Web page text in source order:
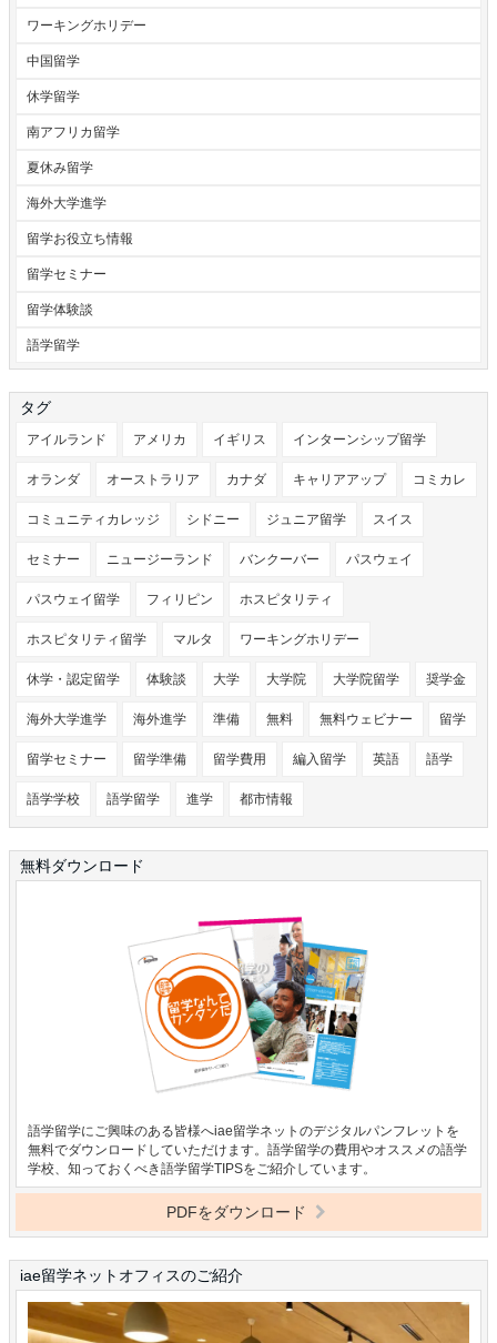
ワーキングホリデー
中国留学
休学留学
南アフリカ留学
夏休み留学
海外大学進学
留学お役立ち情報
留学セミナー
留学体験談
語学留学
タグ
アイルランド アメリカ イギリス インターンシップ留学
オランダ オーストラリア カナダ キャリアアップ コミカレ
コミュニティカレッジ シドニー ジュニア留学 スイス
セミナー ニュージーランド バンクーバー パスウェイ
パスウェイ留学 フィリピン ホスピタリティ
ホスピタリティ留学 マルタ ワーキングホリデー
休学・認定留学 体験談 大学 大学院 大学院留学 奨学金
海外大学進学 海外進学 準備 無料 無料ウェビナー 留学
留学セミナー 留学準備 留学費用 編入留学 英語 語学
語学学校 語学留学 進学 都市情報
無料ダウンロード
語学留学にご興味のある皆様へiae留学ネットのデジタルパンフレットを
無料でダウンロードしていただけます。語学留学の費用やオススメの語学
学校、知っておくべき語学留学TIPSをご紹介しています。
PDFをダウンロード
iae留学ネットオフィスのご紹介